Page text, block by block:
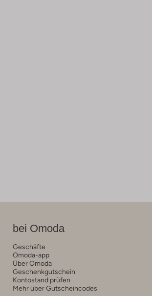
bei Omoda
Geschäfte
Omoda-app
Über Omoda
Geschenkgutschein
Kontostand prüfen
Mehr über Gutscheincodes